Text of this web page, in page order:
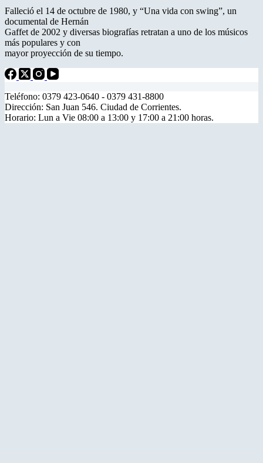
Falleció el 14 de octubre de 1980, y “Una vida con swing”, un
documental de Hernán
Gaffet de 2002 y diversas biografías retratan a uno de los músicos
más populares y con
mayor proyección de su tiempo.
Teléfono: 0379 423-0640 - 0379 431-8800
Dirección: San Juan 546. Ciudad de Corrientes.
Horario: Lun a Vie 08:00 a 13:00 y 17:00 a 21:00 horas.